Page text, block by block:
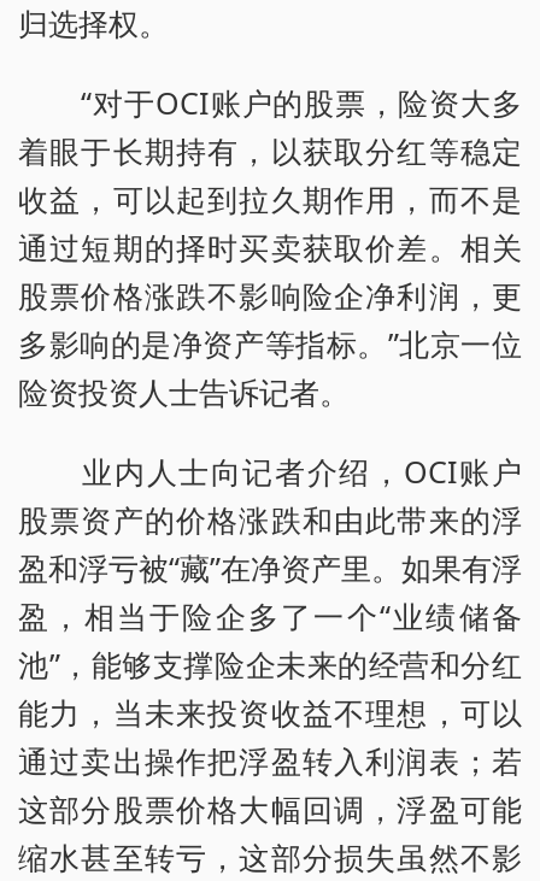
归选择权。
“对于OCI账户的股票，险资大多
着眼于长期持有，以获取分红等稳定
收益，可以起到拉久期作用，而不是
通过短期的择时买卖获取价差。相关
股票价格涨跌不影响险企净利润，更
多影响的是净资产等指标。”北京一位
险资投资人士告诉记者。
业内人士向记者介绍，OCI账户
股票资产的价格涨跌和由此带来的浮
盈和浮亏被“藏”在净资产里。如果有浮
盈，相当于险企多了一个“业绩储备
池”，能够支撑险企未来的经营和分红
能力，当未来投资收益不理想，可以
通过卖出操作把浮盈转入利润表；若
这部分股票价格大幅回调，浮盈可能
缩水甚至转亏，这部分损失虽然不影